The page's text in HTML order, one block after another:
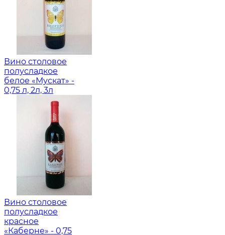
Вино столовое
полусладкое
белое «Мускат» -
0,75 л, 2л, 3л
Вино столовое
полусладкое
красное
«Каберне» - 0,75